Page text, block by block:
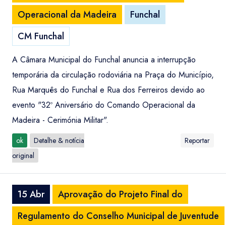
Operacional da Madeira
Funchal
CM Funchal
A Câmara Municipal do Funchal anuncia a interrupção
temporária da circulação rodoviária na Praça do Município,
Rua Marquês do Funchal e Rua dos Ferreiros devido ao
evento "32º Aniversário do Comando Operacional da
Madeira - Cerimónia Militar".
ok
Detalhe & notícia
original
Reportar
15 Abr
Aprovação do Projeto Final do
Regulamento do Conselho Municipal de Juventude